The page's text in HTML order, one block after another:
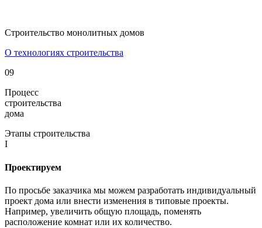
Строительство монолитных домов
О технологиях строительства
09
Процесс
строительства
дома
Этапы строительства
I
Проектируем
По просьбе заказчика мы можем разработать индивидуальный
проект дома или внести изменения в типовые проекты.
Например, увеличить общую площадь, поменять
расположение комнат или их количество.